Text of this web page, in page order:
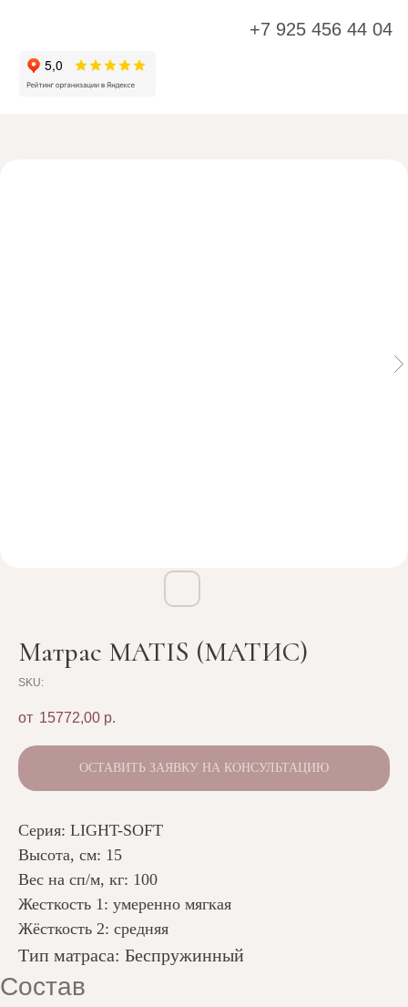
+7 925 456 44 04
Матрас MATIS (МАТИС)
SKU:
15772,00 р.
ОСТАВИТЬ ЗАЯВКУ НА КОНСУЛЬТАЦИЮ
Серия: LIGHT-SOFT
Высота, см: 15
Вес на сп/м, кг: 100
Жесткость 1: умеренно мягкая
Жёсткость 2: средняя
Тип матраса: Беспружинный
Состав